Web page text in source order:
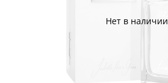
Нет в наличии